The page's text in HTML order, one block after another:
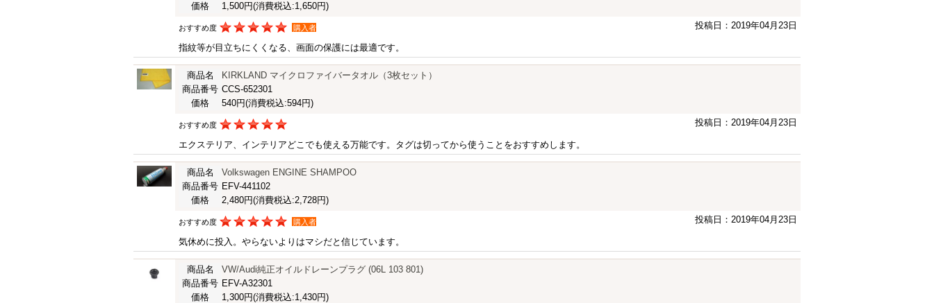
価格
1,500円(消費税込:1,650円)
投稿日：2019年04月23日
おすすめ度 購入者
指紋等が目立ちにくくなる、画面の保護には最適です。
商品名
KIRKLAND マイクロファイバータオル（3枚セット）
商品番号 CCS-652301
価格
540円(消費税込:594円)
投稿日：2019年04月23日
おすすめ度
エクステリア、インテリアどこでも使える万能です。タグは切ってから使うことをおすすめします。
商品名
Volkswagen ENGINE SHAMPOO
商品番号 EFV-441102
価格
2,480円(消費税込:2,728円)
投稿日：2019年04月23日
おすすめ度 購入者
気休めに投入。やらないよりはマシだと信じています。
商品名
VW/Audi純正オイルドレーンプラグ (06L 103 801)
商品番号 EFV-A32301
価格
1,300円(消費税込:1,430円)